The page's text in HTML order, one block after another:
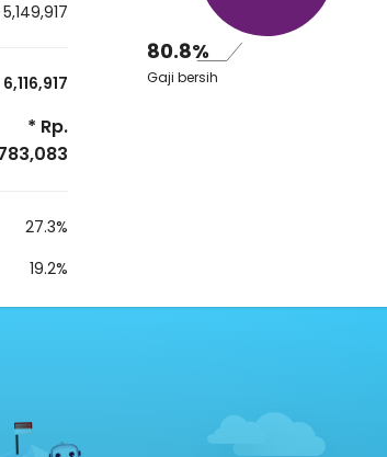
* Rp.
27.3%
19.2%
80.8%
Gaji bersih